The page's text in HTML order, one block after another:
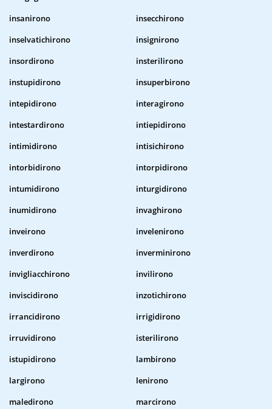
insanirono
insecchirono
inselvatichirono
insignirono
insordirono
insterilirono
instupidirono
insuperbirono
intepidirono
interagirono
intestardirono
intiepidirono
intimidirono
intisichirono
intorbidirono
intorpidirono
intumidirono
inturgidirono
inumidirono
invaghirono
inveirono
invelenirono
inverdirono
inverminirono
invigliacchirono
invilirono
inviscidirono
inzotichirono
irrancidirono
irrigidirono
irruvidirono
isterilirono
istupidirono
lambirono
largirono
lenirono
maledirono
marcirono